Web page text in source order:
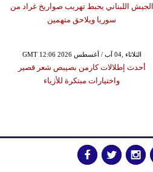
الجيش اللبناني يحبط تهريب صواريخ غراد من
سوريا ويلاحق متهمين
GMT 12:06 2026 الثلاثاء ,04 آب / أغسطس
أحدث إطلالات كارمن بصيبص شعر قصير
واختيارات مبتكرة للأزياء